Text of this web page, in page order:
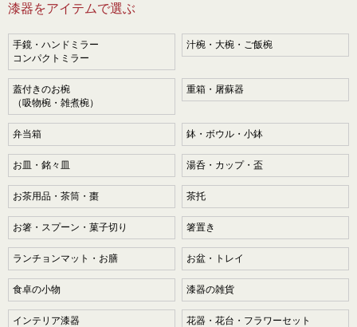
漆器をアイテムで選ぶ
手鏡・ハンドミラー
コンパクトミラー
汁椀・大椀・ご飯椀
蓋付きのお椀
（吸物椀・雑煮椀）
重箱・屠蘇器
弁当箱 鉢・ボウル・小鉢
お皿・銘々皿 湯呑・カップ・盃
お茶用品・茶筒・棗 茶托
お箸・スプーン・菓子切り 箸置き
ランチョンマット・お膳 お盆・トレイ
食卓の小物 漆器の雑貨
インテリア漆器 花器・花台・フラワーセット